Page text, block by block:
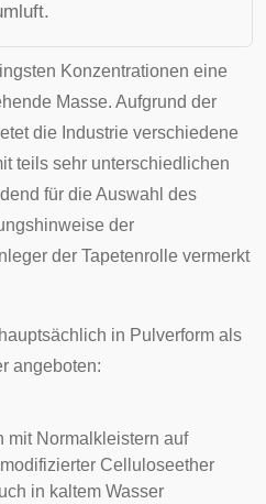
Konzentrationen eine
Masse. Aufgrund der
die Industrie verschiedene
teils sehr unterschiedlichen
für die Auswahl des
der
der Tapetenrolle vermerkt
in Pulverform als
angeboten:
mit Normalkleistern auf
Celluloseether
in kaltem Wasser